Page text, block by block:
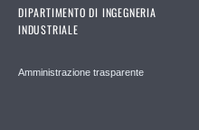
DIPARTIMENTO DI INGEGNERIA
INDUSTRIALE
Amministrazione trasparente